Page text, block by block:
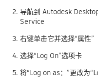
导航到 Autodesk
Service
右键单击它并选择“属性”
选择“Log On”选项卡
将“Log on as：”更改为